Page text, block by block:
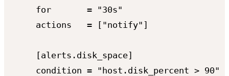
for       = "30s"
actions   = ["notify"]
[alerts.disk_space]
condition = "host.disk_percent > 90"